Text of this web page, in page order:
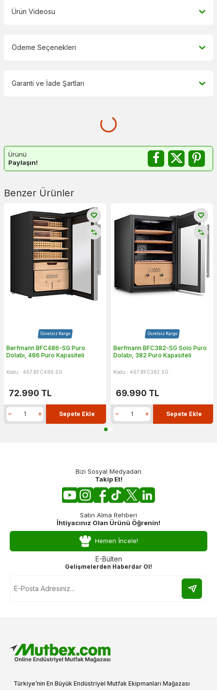
Ürün Videosu
Ödeme Seçenekleri
Garanti ve İade Şartları
Ürünü
Paylaşın!
Benzer Ürünler
Ücretsiz Kargo
Berfmann BFC486-SG Puro
Dolabı, 486 Puro Kapasiteli
Kodu : 467.BFC486.SG
72.990 TL
Sepete Ekle
Ücretsiz Kargo
Berfmann BFC382-SG Solo Puro
Dolabı, 382 Puro Kapasiteli
Kodu : 467.BFC382.SG
69.990 TL
Sepete Ekle
Bizi Sosyal Medyadan
Takip Et!
Satın Alma Rehberi
İhtiyacınız Olan Ürünü Öğrenin!
Hemen İncele!
E-Bülten
Gelişmelerden Haberdar Ol!
Türkiye’nin En Büyük Endüstriyel Mutfak Ekipmanları Mağazası